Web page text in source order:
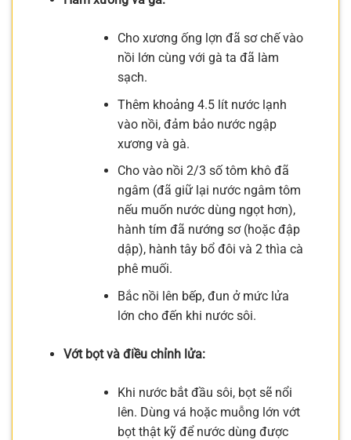
Cho xương ống lợn đã sơ chế vào
nồi lớn cùng với gà ta đã làm
sạch.
Thêm khoảng 4.5 lít nước lạnh
vào nồi, đảm bảo nước ngập
xương và gà.
Cho vào nồi 2/3 số tôm khô đã
ngâm (đã giữ lại nước ngâm tôm
nếu muốn nước dùng ngọt hơn),
hành tím đã nướng sơ (hoặc đập
dập), hành tây bổ đôi và 2 thìa cà
phê muối.
Bắc nồi lên bếp, đun ở mức lửa
lớn cho đến khi nước sôi.
Vớt bọt và điều chỉnh lửa:
Khi nước bắt đầu sôi, bọt sẽ nổi
lên. Dùng vá hoặc muỗng lớn vớt
bọt thật kỹ để nước dùng được